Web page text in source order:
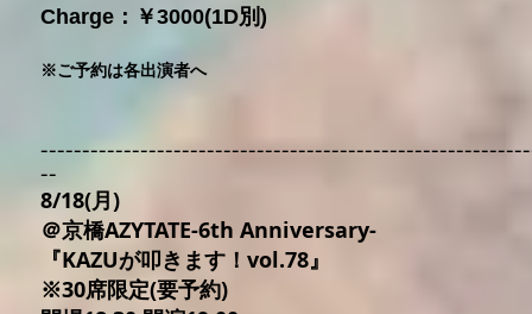
Charge：￥3000(1D別)
※ご予約は各出演者へ
-----------------------------------
--
8/18(月)
＠京橋AZYTATE-6th Anniversary-
『KAZUが叩きます！vol.78』
※30席限定(要予約)